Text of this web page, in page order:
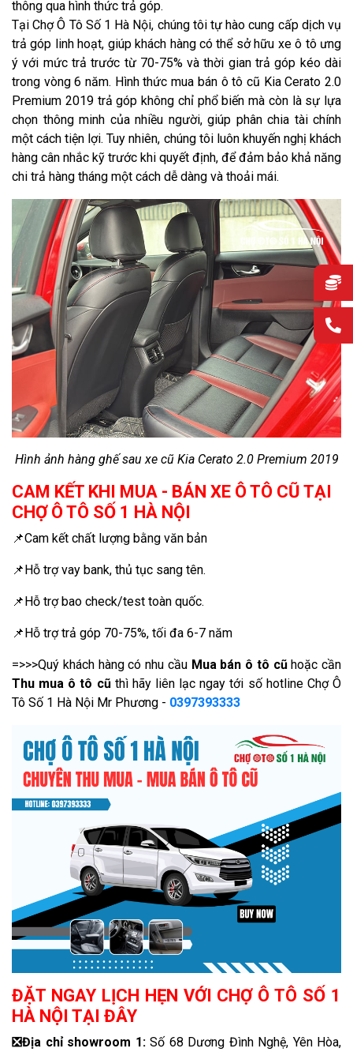
thông qua hình thức trả góp.
Tại Chợ Ô Tô Số 1 Hà Nội, chúng tôi tự hào cung cấp dịch vụ
trả góp linh hoạt, giúp khách hàng có thể sở hữu xe ô tô ưng
ý với mức trả trước từ 70-75% và thời gian trả góp kéo dài
trong vòng 6 năm. Hình thức mua bán ô tô cũ Kia Cerato 2.0
Premium 2019 trả góp không chỉ phổ biến mà còn là sự lựa
chọn thông minh của nhiều người, giúp phân chia tài chính
một cách tiện lợi. Tuy nhiên, chúng tôi luôn khuyến nghị khách
hàng cân nhắc kỹ trước khi quyết định, để đảm bảo khả năng
chi trả hàng tháng một cách dễ dàng và thoải mái.
Hình ảnh hàng ghế sau xe cũ Kia Cerato 2.0 Premium 2019
CAM KẾT KHI MUA - BÁN XE Ô TÔ CŨ TẠI
CHỢ Ô TÔ SỐ 1 HÀ NỘI
📌Cam kết chất lượng bằng văn bản
📌Hỗ trợ vay bank, thủ tục sang tên.
📌Hỗ trợ bao check/test toàn quốc.
📌Hỗ trợ trả góp 70-75%, tối đa 6-7 năm
=>>>Quý khách hàng có nhu cầu Mua bán ô tô cũhoặc cần
Thu mua ô tô cũthì hãy liên lạc ngay tới số hotline Chợ Ô
Tô Số 1 Hà Nội Mr Phương - 0397393333
ĐẶT NGAY LỊCH HẸN VỚI CHỢ Ô TÔ SỐ 1
HÀ NỘI TẠI ĐÂY
❎Địa chỉ showroom 1:Số 68 Dương Đình Nghệ, Yên Hòa,